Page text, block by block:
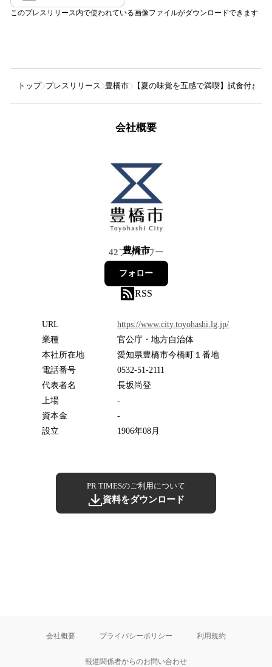
このプレスリリース内で使われている画像ファイルがダウンロードできます
トップ プレスリリース 豊橋市 【夏の味覚を五感で満喫】試食付き
会社概要
豊橋市
42フォロワー
フォロー
RSS
URL
https://www.city.toyohashi.lg.jp/
業種
官公庁・地方自治体
本社所在地
愛知県豊橋市今橋町１番地
電話番号
0532-51-2111
代表者名
長坂尚登
上場
-
資本金
-
設立
1906年08月
PR TIMESのご利用について
資料をダウンロード
会社概要 プライバシーポリシー 利用規約
報道関係者からのお問い合わせ